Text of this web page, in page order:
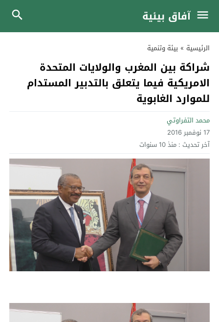
آفاق بيئية
الرئيسية » بيئة وتنمية
شراكة بين المغرب والولايات المتحدة
الامريكية فيما يتعلق بالتدبير المستدام
للموارد الغابوية
محمد التفراوتي
17 نوفمبر 2016
آخر تحديث : منذ 10 سنوات